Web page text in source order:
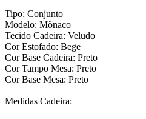
Tipo: Conjunto
Modelo: Mônaco
Tecido Cadeira: Veludo
Cor Estofado: Bege
Cor Base Cadeira: Preto
Cor Tampo Mesa: Preto
Cor Base Mesa: Preto
Medidas Cadeira: